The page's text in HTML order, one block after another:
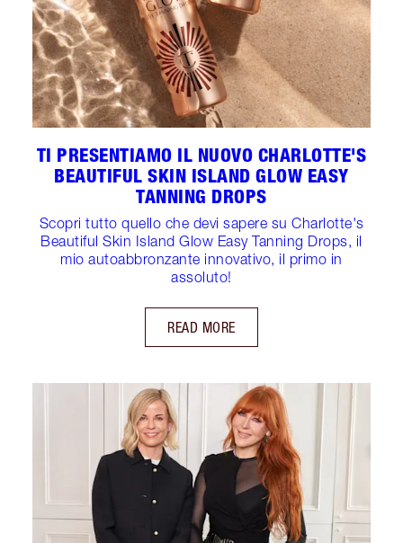
TI PRESENTIAMO IL NUOVO CHARLOTTE'S
BEAUTIFUL SKIN ISLAND GLOW EASY
TANNING DROPS
Scopri tutto quello che devi sapere su Charlotte's
Beautiful Skin Island Glow Easy Tanning Drops, il
mio autoabbronzante innovativo, il primo in
assoluto!
READ MORE